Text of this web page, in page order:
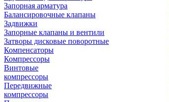
Запорная арматура
Балансировочные клапаны
Задвижки
Запорные клапаны и вентили
Затворы дисковые поворотные
Компенсаторы
Компрессоры
Винтовые
компрессоры
Передвижные
компрессоры